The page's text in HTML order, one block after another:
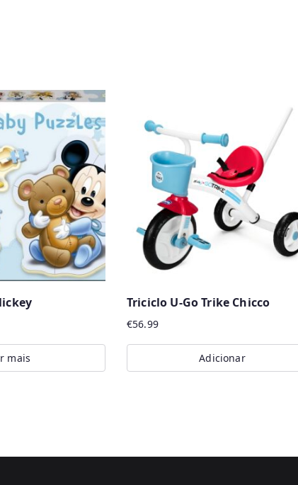
mais
Triciclo U-Go Trike Chicco
€56.99
Adicionar